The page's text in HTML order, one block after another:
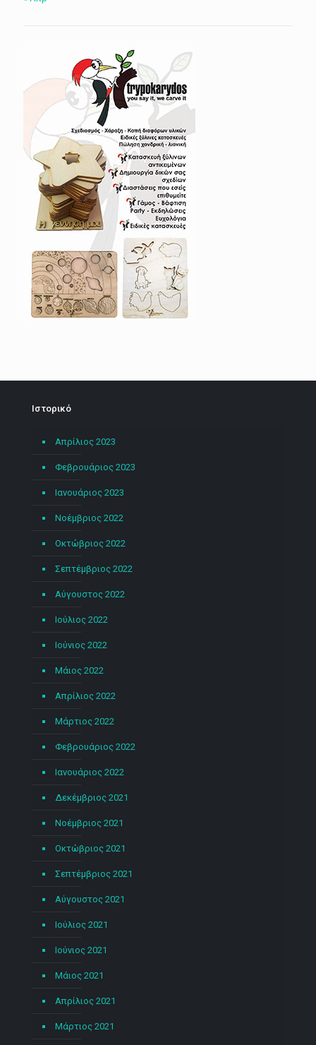
Ιστορικό
Απρίλιος 2023
Φεβρουάριος 2023
Ιανουάριος 2023
Νοέμβριος 2022
Οκτώβριος 2022
Σεπτέμβριος 2022
Αύγουστος 2022
Ιούλιος 2022
Ιούνιος 2022
Μάιος 2022
Απρίλιος 2022
Μάρτιος 2022
Φεβρουάριος 2022
Ιανουάριος 2022
Δεκέμβριος 2021
Νοέμβριος 2021
Οκτώβριος 2021
Σεπτέμβριος 2021
Αύγουστος 2021
Ιούλιος 2021
Ιούνιος 2021
Μάιος 2021
Απρίλιος 2021
Μάρτιος 2021